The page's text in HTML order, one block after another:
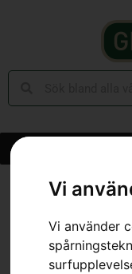
Vi
Vi använder
»Webbutik Skog
Motorolja SAE 30